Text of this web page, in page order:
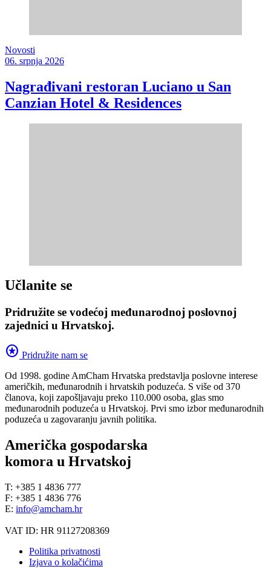
Novosti
06. srpnja 2026
Nagrađivani restoran Luciano u San
Canzian Hotel & Residences
Učlanite se
Pridružite se vodećoj međunarodnoj poslovnoj
zajednici u Hrvatskoj.
stars Pridružite nam se
Od 1998. godine AmCham Hrvatska predstavlja poslovne interese
američkih, međunarodnih i hrvatskih poduzeća. S više od 370
članova, koji zapošljavaju preko 110.000 osoba, glas smo
međunarodnih poduzeća u Hrvatskoj. Prvi smo izbor međunarodnih
poduzeća u zagovaranju javnih politika.
Američka gospodarska
komora u Hrvatskoj
T: +385 1 4836 777
F: +385 1 4836 776
E: info@amcham.hr
VAT ID: HR 91127208369
Politika privatnosti
Izjava o kolačićima